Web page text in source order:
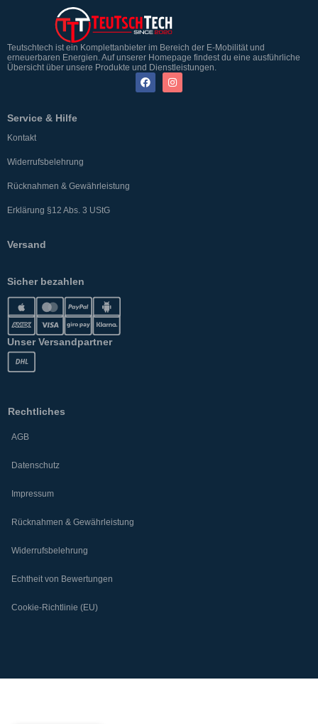
Teutschtech ist ein Komplettanbieter im Bereich der E-Mobilität und
erneuerbaren Energien. Auf unserer Homepage findest du eine ausführliche
Übersicht über unsere Produkte und Dienstleistungen.
Service & Hilfe
Kontakt
Widerrufsbelehrung
Rücknahmen & Gewährleistung
Erklärung §12 Abs. 3 UStG
Versand
Sicher bezahlen
Unser Versandpartner
Rechtliches
AGB
Datenschutz
Impressum
Rücknahmen & Gewährleistung
Widerrufsbelehrung
Echtheit von Bewertungen
Cookie-Richtlinie (EU)